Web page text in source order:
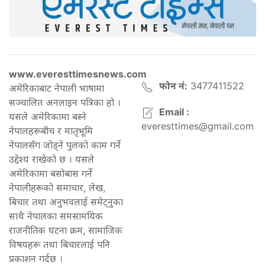
www.everesttimesnews.com
अमेरिकाबाट नेपाली भाषामा
सञ्चालित अनलाइन पत्रिका हो ।
यसले अमेरिकामा बस्ने
नेपालहरूबीच र मातृभूमि
नेपालसँग जोड्ने पुलको काम गर्ने
उद्देश्य राखेको छ । यसले
अमेरिकामा बसोबास गर्ने
नेपालीहरूको समाचार, लेख,
बिचार तथा अनुभवलाई समेट्नुका
साथै नेपालका समसामयिक
राजनीतिक घटना क्रम, सामाजिक
विषयहरू तथा बिचारलाई पनि
प्रकाशन गर्दछ ।
फोन नं: 3477411522
Email :
everesttimes@gmail.com